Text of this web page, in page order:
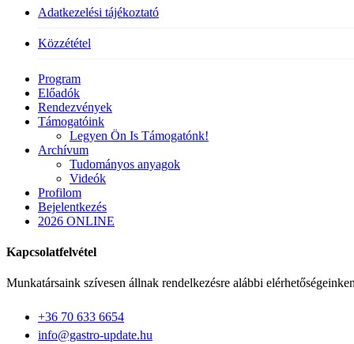
Adatkezelési tájékoztató
Közzététel
Close
Menu
Program
Előadók
Rendezvények
Támogatóink
Legyen Ön Is Támogatónk!
Archívum
Tudományos anyagok
Videók
Profilom
Bejelentkezés
2026 ONLINE
Kapcsolatfelvétel
Munkatársaink szívesen állnak rendelkezésre alábbi
+36 70 633 6654
info@gastro-update.hu